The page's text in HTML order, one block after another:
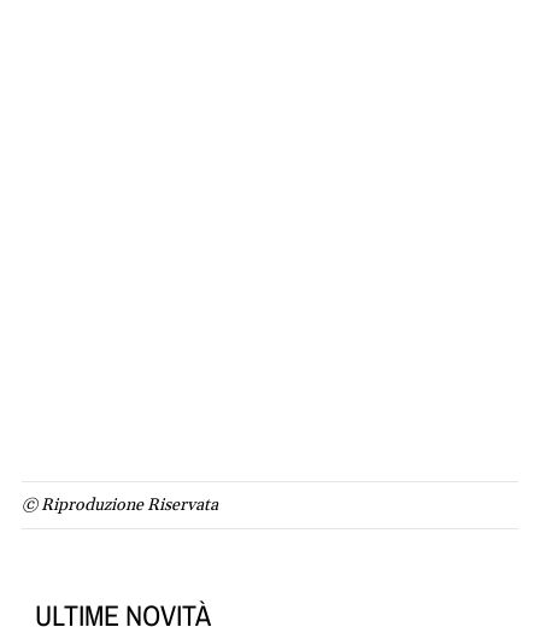
© Riproduzione Riservata
ULTIME NOVITÀ